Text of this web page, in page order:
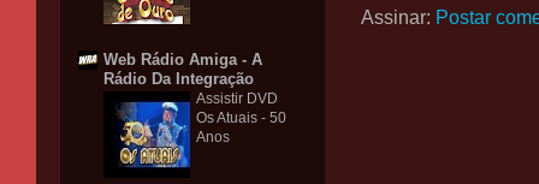
Assinar: Postar
Web Rádio Amiga - A
Rádio Da Integração
Assistir DVD
Os Atuais - 50
Anos